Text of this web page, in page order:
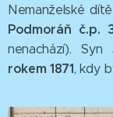
Nemanželské
Podmoráň č.p.
nenachází).
rokem 1871, kdy